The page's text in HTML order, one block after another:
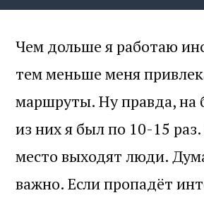
Чем дольше я работаю
тем меньше меня
маршруты. Ну правда, на
из них я был по 10-15
место выходят люди.
важно. Если пропадёт